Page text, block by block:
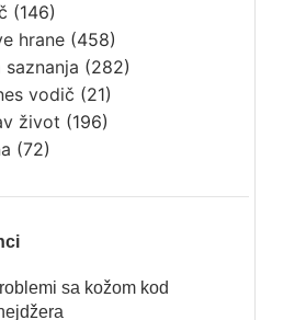
(146)
hrane(458)
(282)
vodič (21)
život (196)
(72)
sa kožom kod